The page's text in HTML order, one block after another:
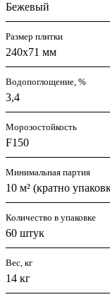
Бежевый
Размер плитки
240x71 мм
Водопоглощение, %
3,4
Морозостойкость
F150
Минимальная партия
10 м² (кратно
Количество в упаковке
60 штук
Вес, кг
14 кг